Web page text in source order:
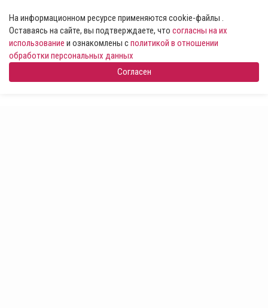
На информационном ресурсе применяются cookie-файлы .
Оставаясь на сайте, вы подтверждаете, что согласны на их
использование и ознакомлены сполитикой в отношении
обработки персональных данных
Согласен